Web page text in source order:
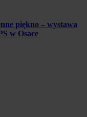
piękno – wystawa
w Osace